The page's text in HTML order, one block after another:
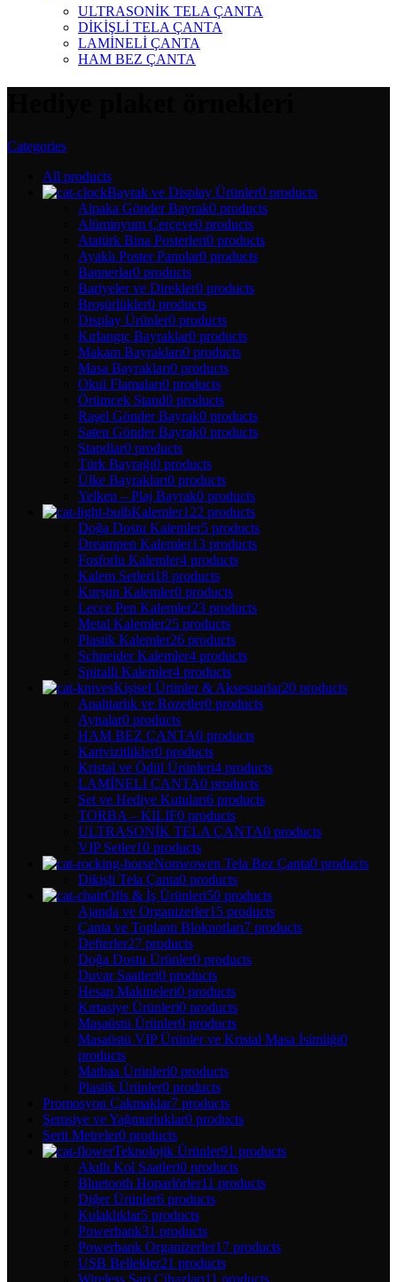
ULTRASONİK TELA ÇANTA
DİKİŞLİ TELA ÇANTA
LAMİNELİ ÇANTA
HAM BEZ ÇANTA
Categories
All products
Bayrak ve Display Ürünler0 products
Alpaka Gönder Bayrak0 products
Alüminyum Çerçeve0 products
Atatürk Bina Posterleri0 products
Ayaklı Poster Panolar0 products
Bannerlar0 products
Bariyeler ve Direkler0 products
Broşürlükler0 products
Display Ürünler0 products
Kırlangıç Bayraklar0 products
Makam Bayrakları0 products
Masa Bayrakları0 products
Okul Flamaları0 products
Örümcek Stand0 products
Raşel Gönder Bayrak0 products
Saten Gönder Bayrak0 products
Standlar0 products
Türk Bayrağı0 products
Ülke Bayrakları0 products
Yelken – Plaj Bayrak0 products
Kalemler122 products
Doğa Dostu Kalemler5 products
Dreampen Kalemler13 products
Fosforlu Kalemler4 products
Kalem Setleri18 products
Kurşun Kalemler0 products
Lecce Pen Kalemler23 products
Metal Kalemler25 products
Plastik Kalemler26 products
Schneider Kalemler4 products
Spiralli Kalemler4 products
Kişisel Ürünler & Aksesuarlar20 products
Anahtarlık ve Rozetler0 products
Aynalar0 products
HAM BEZ ÇANTA0 products
Kartvizitlikler0 products
Kristal ve Ödül Ürünleri4 products
LAMİNELİ ÇANTA0 products
Set ve Hediye Kutuları6 products
TORBA – KILIF0 products
ULTRASONİK TELA ÇANTA0 products
VIP Setler10 products
Nonwowen Tela Bez Çanta0 products
Dikişli Tela Çanta0 products
Ofis & İş Ürünleri50 products
Ajanda ve Organizerler15 products
Çanta ve Toplantı Bloknotları7 products
Defterler27 products
Doğa Dostu Ürünler0 products
Duvar Saatleri0 products
Hesap Makineleri0 products
Kırtasiye Ürünleri0 products
Masaüstü Ürünler0 products
Masaüstü VIP Ürünler ve Kristal Masa İsimliği0
products
Matbaa Ürünleri0 products
Plastik Ürünler0 products
Promosyon Çakmaklar7 products
Şemsiye ve Yağmurluklar0 products
Şerit Metreler0 products
Teknolojik Ürünler91 products
Akıllı Kol Saatleri0 products
Bluetooth Hoparlörler11 products
Diğer Ürünler6 products
Kulaklıklar5 products
Powerbank31 products
Powerbank Organizerler17 products
USB Bellekler21 products